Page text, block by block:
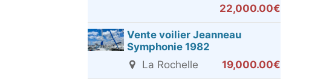
22,000.00€
Vente voilier Jeanneau
Symphonie 1982
La Rochelle
19,000.00€